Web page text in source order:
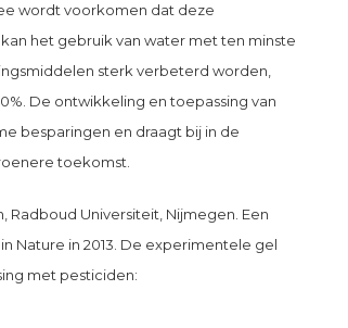
wordt voorkomen dat deze
het gebruik van water met ten minste
sterk verbeterd worden,
De ontwikkeling en toepassing van
besparingen en draagt bij in de
toekomst.
Radboud Universiteit, Nijmegen. Een
Nature in 2013. De experimentele gel
met pesticiden: